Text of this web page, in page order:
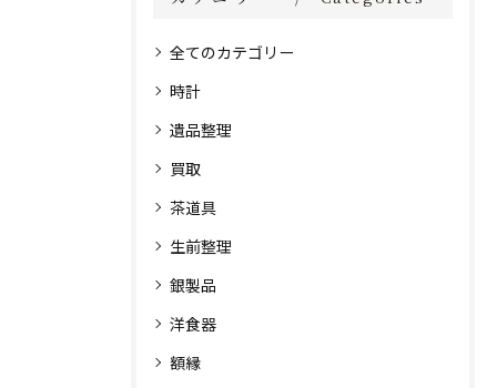
全てのカテゴリー
時計
遺品整理
買取
茶道具
生前整理
銀製品
洋食器
額縁